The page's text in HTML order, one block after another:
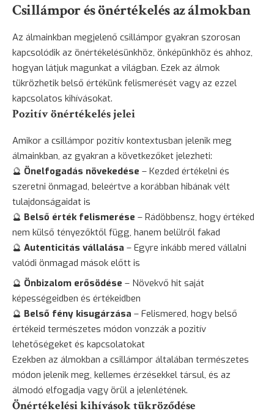
Csillámpor és önértékelés az álmokban
Az álmainkban megjelenő csillámpor gyakran szorosan
kapcsolódik az önértékelésünkhöz, önképünkhöz és ahhoz,
hogyan látjuk magunkat a világban. Ezek az álmok
tükrözhetik belső értékünk felismerését vagy az ezzel
kapcsolatos kihívásokat.
Pozitív önértékelés jelei
Amikor a csillámpor pozitív kontextusban jelenik meg
álmainkban, az gyakran a következőket jelezheti:
🔮 Önelfogadás növekedése – Kezded értékelni és
szeretni önmagad, beleértve a korábban hibának vélt
tulajdonságaidat is
🔮 Belső érték felismerése – Rádöbbensz, hogy értéked
nem külső tényezőktől függ, hanem belülről fakad
🔮 Autenticitás vállalása – Egyre inkább mered vállalni
valódi önmagad mások előtt is
🔮 Önbizalom erősödése – Növekvő hit saját
képességeidben és értékeidben
🔮 Belső fény kisugárzása – Felismered, hogy belső
értékeid természetes módon vonzzák a pozitív
lehetőségeket és kapcsolatokat
Ezekben az álmokban a csillámpor általában természetes
módon jelenik meg, kellemes érzésekkel társul, és az
álmodó elfogadja vagy örül a jelenlétének.
Önértékelési kihívások tükröződése